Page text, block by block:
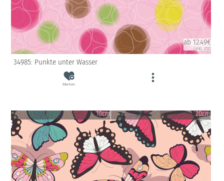
ab 12.49€
(inkl. USt)
34985: Punkte unter Wasser
Merken
10cm 20cm